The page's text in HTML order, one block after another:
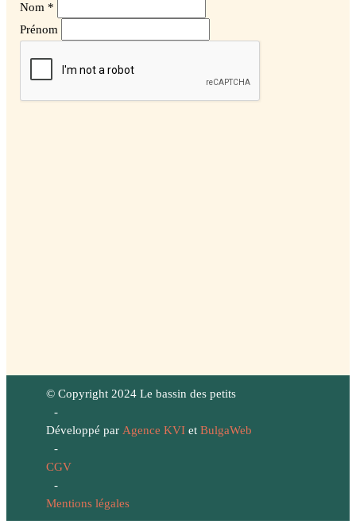
Nom *
Prénom
© Copyright 2024 Le bassin des petits
-
Développé par Agence KVIet BulgaWeb
-
CGV
-
Mentions légales